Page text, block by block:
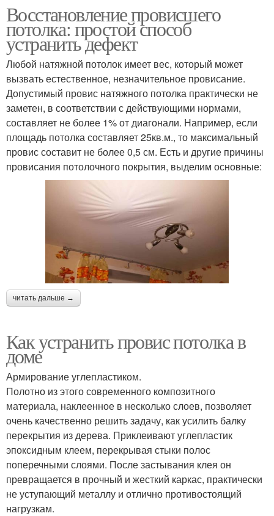
Восстановление провисшего
потолка: простой способ
устранить дефект
Любой натяжной потолок имеет вес, который может
вызвать естественное, незначительное провисание.
Допустимый провис натяжного потолка практически не
заметен, в соответствии с действующими нормами,
составляет не более 1% от диагонали. Например, если
площадь потолка составляет 25кв.м., то максимальный
провис составит не более 0,5 см. Есть и другие причины
провисания потолочного покрытия, выделим основные:
читать дальше →
Как устранить провис потолка в
доме
Армирование углепластиком.
Полотно из этого современного композитного
материала, наклеенное в несколько слоев, позволяет
очень качественно решить задачу, как усилить балку
перекрытия из дерева. Приклеивают углепластик
эпоксидным клеем, перекрывая стыки полос
поперечными слоями. После застывания клея он
превращается в прочный и жесткий каркас, практически
не уступающий металлу и отлично противостоящий
нагрузкам.